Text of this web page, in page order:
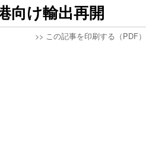
向け輸出再開
>> この記事を印刷する（PDF）